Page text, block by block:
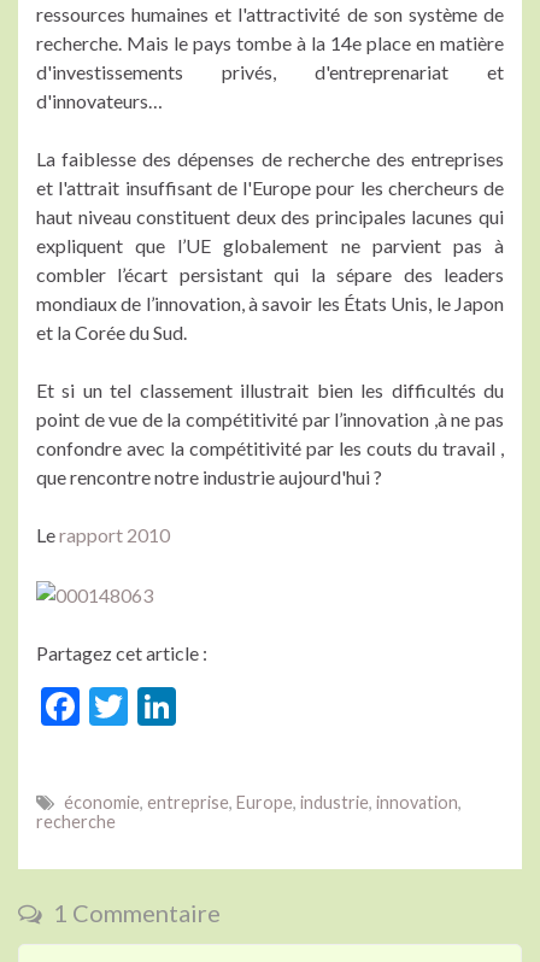
ressources humaines et l'attractivité de son système de
recherche. Mais le pays tombe à la 14e place en matière
d'investissements privés, d'entreprenariat et
d'innovateurs…
La faiblesse des dépenses de recherche des entreprises
et l'attrait insuffisant de l'Europe pour les chercheurs de
haut niveau constituent deux des principales lacunes qui
expliquent que l’UE globalement ne parvient pas à
combler l’écart persistant qui la sépare des leaders
mondiaux de l’innovation, à savoir les États Unis, le Japon
et la Corée du Sud.
Et si un tel classement illustrait bien les difficultés du
point de vue de la compétitivité par l’innovation ,à ne pas
confondre avec la compétitivité par les couts du travail ,
que rencontre notre industrie aujourd'hui ?
Lerapport 2010
Partagez cet article :
F
b
o
o
k
T
er dI
n
économie, entreprise, Europe, industrie, innovation,
recherche
1 Commentaire